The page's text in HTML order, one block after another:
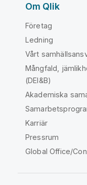
Om Qlik
Företag
Ledning
Vårt
Mångfald,
(DEI&B)
Akademiska
Karriär
Pressrum
Global Office/